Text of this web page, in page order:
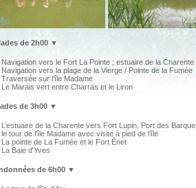
de 2h00 ▼
Navigation vers le Fort La Pointe ; estuaire de la Charente
Navigation vers la plage de la Vierge / Pointe de la Fumée
Traversée sur l’île Madame
Le Marais vert entre Charras et le Liron
de 3h00 ▼
L’estuaire de la Charente vers Fort Lupin, Port des
le tour de l’île Madame avec visite à pied de l’île
La pointe de La Fumée et le Fort Énet
La Baie d'Yves
de 6h00 ▼